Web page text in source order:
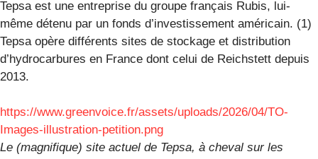
Tepsa est une entreprise du groupe français Rubis, lui-
même détenu par un fonds d’investissement américain. (1)
Tepsa opère différents sites de stockage et distribution
d’hydrocarbures en France dont celui de Reichstett depuis
2013.
https://www.greenvoice.fr/assets/uploads/2026/04/TO-
Images-illustration-petition.png
Le (magnifique) site actuel de Tepsa, à cheval sur les